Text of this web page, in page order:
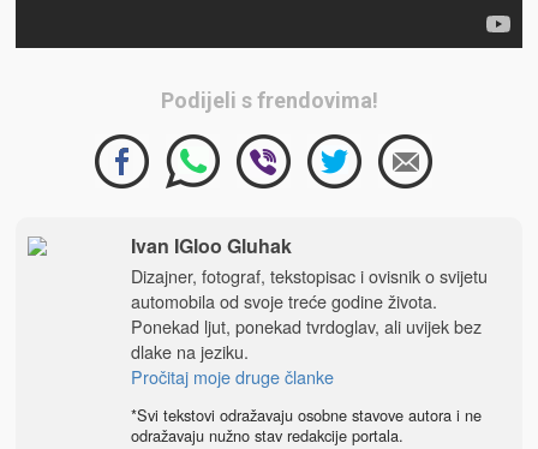
Podijeli s frendovima!
Ivan IGloo Gluhak
Dizajner, fotograf, tekstopisac i ovisnik o svijetu
automobila od svoje treće godine života.
Ponekad ljut, ponekad tvrdoglav, ali uvijek bez
dlake na jeziku.
Pročitaj moje druge članke
*Svi tekstovi odražavaju osobne stavove autora i ne
odražavaju nužno stav redakcije portala.